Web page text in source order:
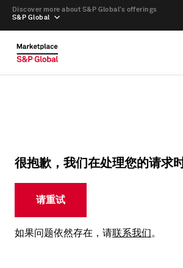
S&P Global
Discover more about S&P Global’s offerings
很抱歉，我们在处理您的请求
请重试
如果问题依然存在，请联系我们。